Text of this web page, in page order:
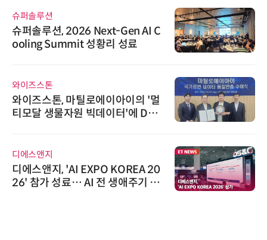
슈퍼솔루션
슈퍼솔루션, 2026 Next-Gen AI C
ooling Summit 성황리 성료
와이즈스톤
와이즈스톤, 마틸로에이아이의 '멀
티모달 생물자원 빅데이터'에 DQ
디에스앤지
디에스앤지, 'AI EXPO KOREA 20
26' 참가 성료… AI 전 생애주기 아